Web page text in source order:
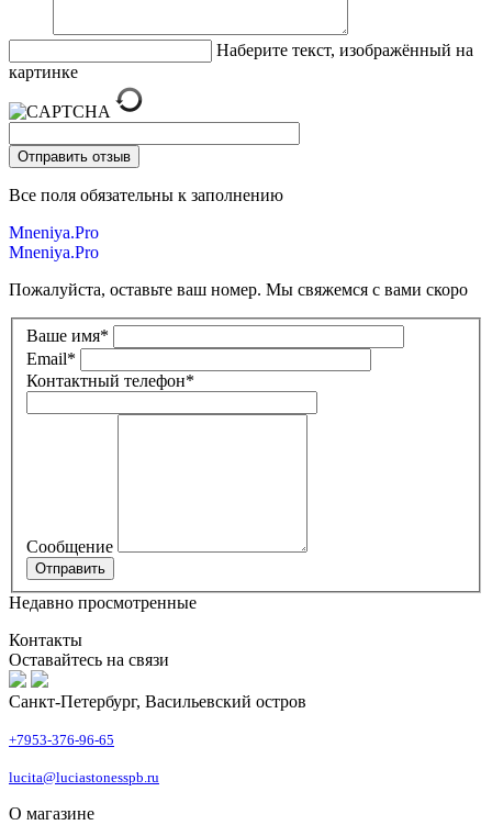
Наберите текст, изображённый на
картинке
Все поля обязательны к заполнению
Mneniya.Pro
Mneniya.Pro
Пожалуйста, оставьте ваш номер. Мы свяжемся с вами скоро
Ваше имя*
Email*
Контактный телефон*
Сообщение
Недавно просмотренные
Контакты
Оставайтесь на связи
Санкт-Петербург, Васильевский остров
+7953-376-96-65
lucita@luciastonesspb.ru
О магазине